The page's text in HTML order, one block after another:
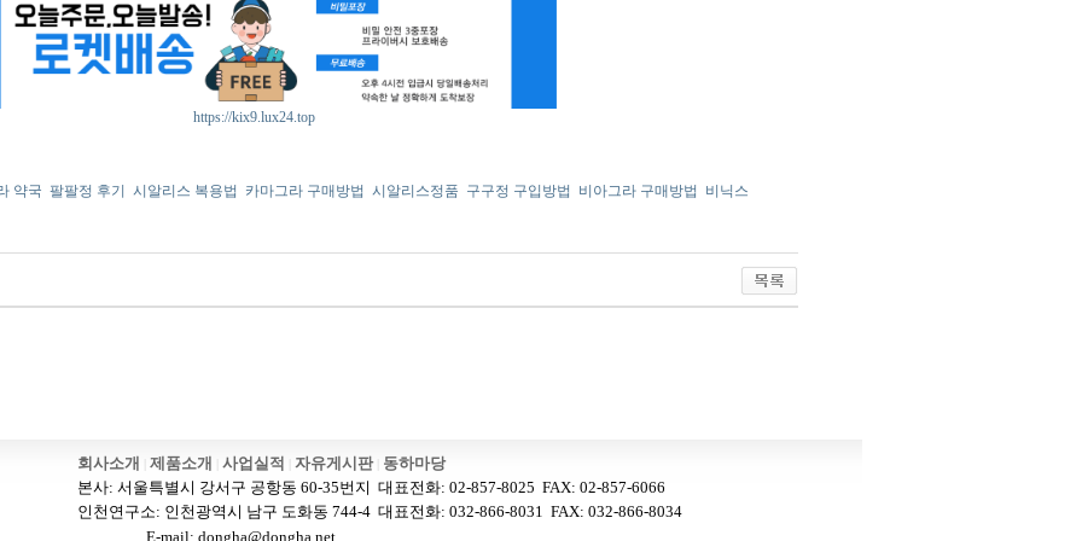
https://kix9.lux24.top
약국 팔팔정 후기 시알리스 복용법 카마그라 구매방법 시알리스정품 구구정 구입방법 비아그라 구매방법 비닉스
회사소개 제품소개 사업실적 자유게시판 동하마당
본사: 서울특별시 강서구 공항동 60-35번지 대표전화: 02-857-8025 FAX: 02-857-6066
인천연구소: 인천광역시 남구 도화동 744-4 대표전화: 032-866-8031 FAX: 032-866-8034
E-mail: dongha@dongha.net